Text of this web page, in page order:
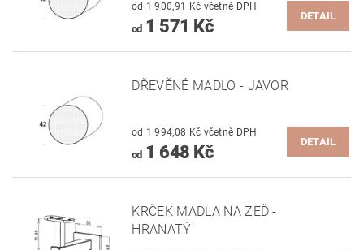
od 1 900,91 Kč včetně DPH
od1 571 Kč
DETAIL
DŘEVĚNÉ MADLO - JAVOR
od 1 994,08 Kč včetně DPH
od1 648 Kč
DETAIL
KRČEK MADLA NA ZEĎ -
HRANATÝ